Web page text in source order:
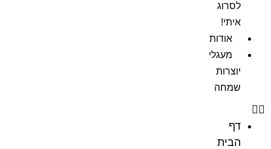
לסרוג
איתי!
אודות
מעגלי
יוצרות
שמחה
דף
הבית